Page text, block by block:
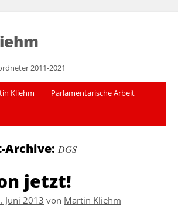
2011-2021
Kliehm Parlamentarische Arbeit
Archive: DGS
jetzt!
Juni 2013 von Martin Kliehm